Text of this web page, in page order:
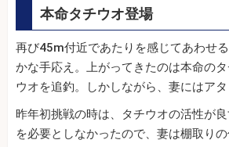
本命タチウオ登場
再び45m付近であたりを感じてあわせ
かな手応え。上がってきたのは本命の
ウオを追釣。しかしながら、妻にはアタ
昨年初挑戦の時は、タチウオの活性が
を必要としなかったので、妻は棚取り